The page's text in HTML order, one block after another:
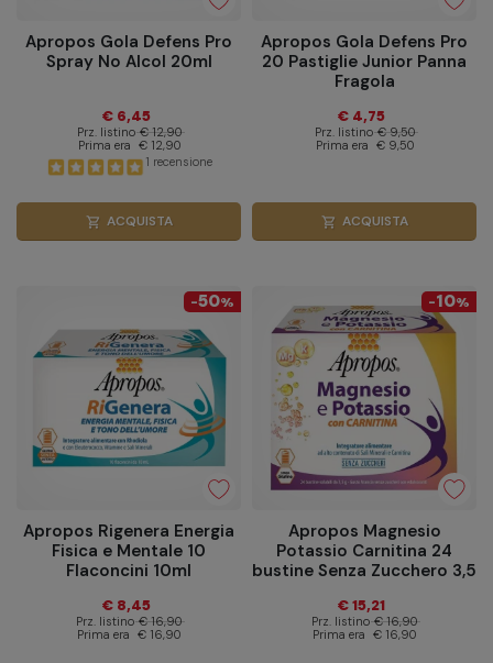
Apropos Gola Defens Pro
Spray No Alcol 20ml
€ 6,45
Prz. listino € 12,90
Prima era € 12,90
1 recensione
shopping_cart ACQUISTA
Apropos Gola Defens Pro
20 Pastiglie Junior Panna
Fragola
€ 4,75
Prz. listino € 9,50
Prima era € 9,50
shopping_cart ACQUISTA
-50%
Apropos Rigenera Energia
Fisica e Mentale 10
Flaconcini 10ml
€ 8,45
Prz. listino € 16,90
Prima era € 16,90
-10%
Apropos Magnesio
Potassio Carnitina 24
bustine Senza Zucchero 3,5
€ 15,21
Prz. listino € 16,90
Prima era € 16,90